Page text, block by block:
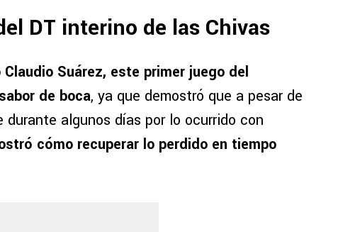
DT interino de las Chivas
Suárez, este primer juego del
de boca, ya que demostró que a pesar de
algunos días por lo ocurrido con
cómo recuperar lo perdido en tiempo